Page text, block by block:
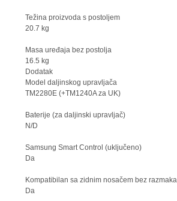
Težina proizvoda s postoljem
20.7 kg
Masa uređaja bez postolja
16.5 kg
Dodatak
Model daljinskog upravljača
TM2280E (+TM1240A za UK)
Baterije (za daljinski upravljač)
N/D
Samsung Smart Control (uključeno)
Da
Kompatibilan sa zidnim nosačem bez
Da